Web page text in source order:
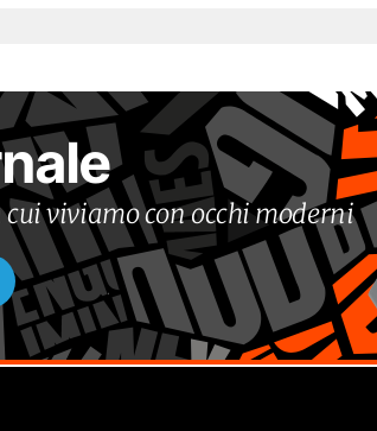
viviamo con occhi moderni